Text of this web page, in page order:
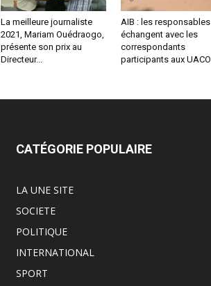
La meilleure journaliste
2021, Mariam Ouédraogo,
présente son prix au
Directeur...
AIB : les responsables
échangent avec les
correspondants
participants aux UACO
CATÉGORIE POPULAIRE
LA UNE SITE
SOCIETE
POLITIQUE
INTERNATIONAL
SPORT